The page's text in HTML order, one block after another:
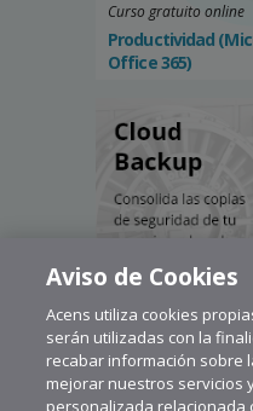
Curso gratuito online
Productividad
Office 365)
Aviso de Cookies
Acens utiliza cookies
serán utilizadas con la
recabar información sobre
mejorar nuestros servicios
personalizada relacionada